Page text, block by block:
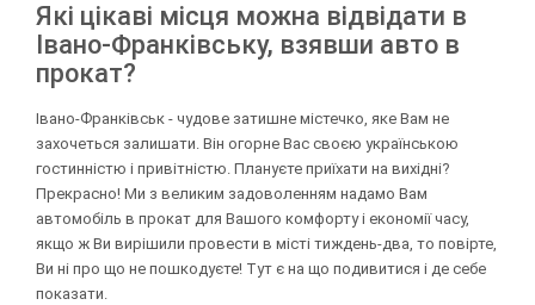
Які цікаві місця можна відвідати в
Івано-Франківську, взявши авто в
прокат?
Івано-Франківськ - чудове затишне містечко, яке Вам не
захочеться залишати. Він огорне Вас своєю українською
гостинністю і привітністю. Плануєте приїхати на вихідні?
Прекрасно! Ми з великим задоволенням надамо Вам
автомобіль в прокат для Вашого комфорту і економії часу,
якщо ж Ви вирішили провести в місті тиждень-два, то повірте,
Ви ні про що не пошкодуєте! Тут є на що подивитися і де себе
показати.